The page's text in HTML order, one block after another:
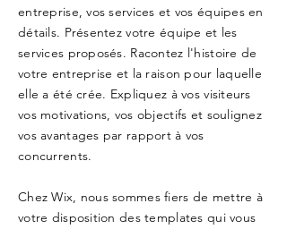
entreprise, vos services et vos équipes en
détails. Présentez votre équipe et les
services proposés. Racontez l'histoire de
votre entreprise et la raison pour laquelle
elle a été crée. Expliquez à vos visiteurs
vos motivations, vos objectifs et soulignez
vos avantages par rapport à vos
concurrents.
Chez Wix, nous sommes fiers de mettre à
votre disposition des templates qui vous